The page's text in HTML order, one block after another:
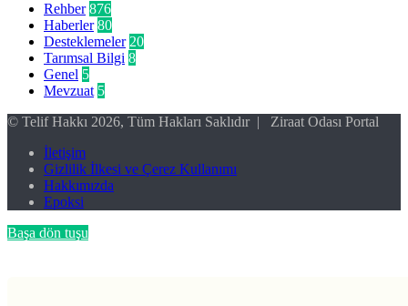
Rehber 876
Haberler 80
Desteklemeler 20
Tarımsal Bilgi 8
Genel 5
Mevzuat 5
© Telif Hakkı 2026, Tüm Hakları Saklıdır | Ziraat Odası Portal
İletişim
Gizlilik İlkesi ve Çerez Kullanımı
Hakkımızda
Epoksi
Başa dön tuşu